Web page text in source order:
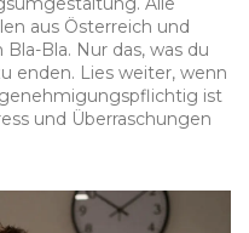
aus Österreich und
Bla. Nur das, was du
enden. Lies weiter, wenn
ist
und Überraschungen